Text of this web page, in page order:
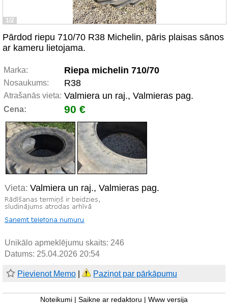
1/2
Pārdod riepu 710/70 R38 Michelin, pāris plaisas sānos
ar kameru lietojama.
Marka: Riepa michelin 710/70
Nosaukums: R38
Atrašanās vieta: Valmiera un raj., Valmieras pag.
Cena: 90 €
Vieta: Valmiera un raj., Valmieras pag.
Unikālo apmeklējumu skaits: 246
Datums: 25.04.2026 20:54
Pievienot Memo Paziņot par pārkāpumu
Noteikumi Saikne ar redaktoru Www versija